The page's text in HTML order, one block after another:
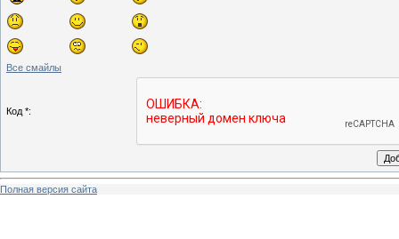
Все смайлы
Код *:
Полная версия сайта